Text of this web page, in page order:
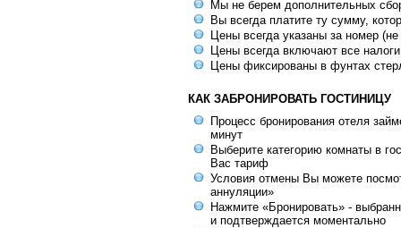
Мы не берем дополнительных
Вы всегда платите ту сумму,
Цены всегда указаны за номер
Цены всегда включают все
Цены фиксированы в фунтах
КАК ЗАБРОНИРОВАТЬ ГОСТИНИЦУ
Процесс бронирования отеля
минут
Выберите категорию комнаты в
Вас тариф
Условия отмены Вы можете
аннуляции»
Нажмите «Бронировать» -
и подтверждается моментально